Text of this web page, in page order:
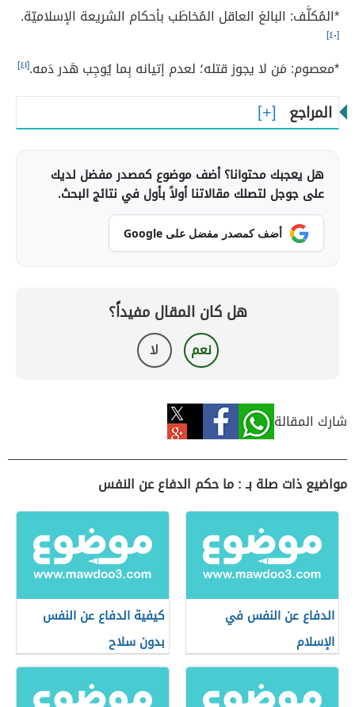
*المُكلَّف: البالغ العاقل المُخاطَب بأحكام الشريعة الإسلاميّة.
[٤٠]
*معصوم: مَن لا يجوز قتله؛ لعدم إتيانه بِما يُوجِب هَدر دَمه.[٤١]
المراجع
هل يعجبك محتوانا؟ أضف موضوع كمصدر مفضل لديك
على جوجل لتصلك مقالاتنا أولاً بأول في نتائج البحث.
أضف كمصدر مفضل على Google
هل كان المقال مفيداً؟
نعم لا
شارك المقالة
مواضيع ذات صلة بـ : ما حكم الدفاع عن النفس
الدفاع عن النفس في
الإسلام
كيفية الدفاع عن النفس
بدون سلاح